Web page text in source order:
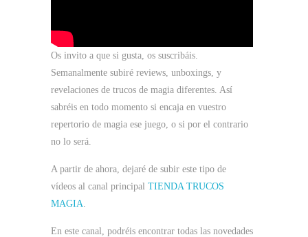
Os invito a que si gusta, os suscribáis.
Semanalmente subiré reviews, unboxings, y
revelaciones de trucos de magia diferentes. Así
sabréis en todo momento si encaja en vuestro
repertorio de magia ese juego, o si por el contrario
no lo será.
A partir de ahora, dejaré de subir este tipo de
vídeos al canal principal TIENDA TRUCOS
MAGIA.
En este canal, podréis encontrar todas las novedades